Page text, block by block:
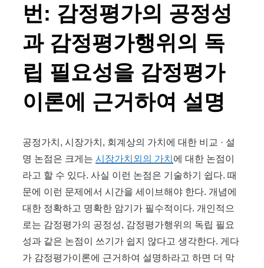
번: 감정평가의 공정성
과 감정평가행위의 독
립 필요성을 감정평가
이론에 근거하여 설명
공정가치, 시장가치, 회계상의 가치에 대한 비교 · 설
명 논점은 크게는 시장가치외의 가치 에 대한 논점이
라고 할 수 있다. 사실 이런 논점은 기술하기 쉽다. 때
문에 이런 문제에서 시간을 세이브해야 한다. 개념에
대한 정확하고 명확한 암기가 필수적이다. 개인적으
로는 감정평가의 공정성, 감정평가행위의 독립 필요
성과 같은 논점이 쓰기가 쉽지 않다고 생각한다. 게다
가 감정평가이론에 근거하여 설명하라고 하면 더 막